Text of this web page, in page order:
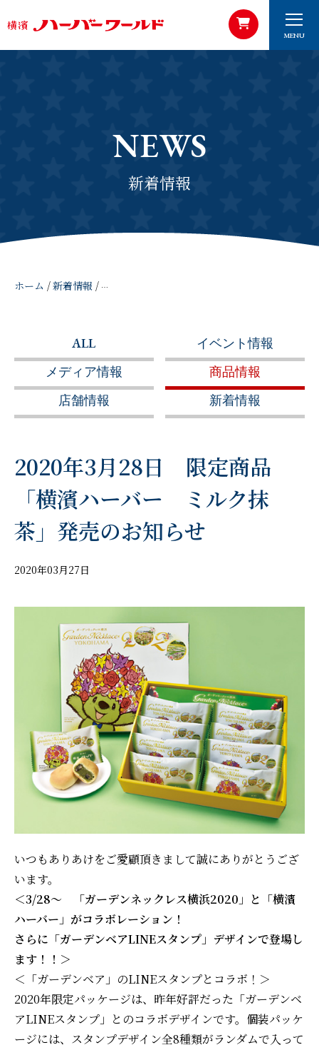
MENU
NEWS
新着情報
ホーム /新着情報 / 2020年3月28日 限定商品「横濱ハーバー ミ
ALL
イベント情報
メディア情報
商品情報
店舗情報
新着情報
2020年3月28日 限定商品
「横濱ハーバー ミルク抹
茶」発売のお知らせ
2020年03月27日
いつもありあけをご愛顧頂きまして誠にありがとうござ
います。
＜3/28～ 「ガーデンネックレス横浜2020」と「横濱
ハーバー」がコラボレーション！
さらに「ガーデンベアLINEスタンプ」デザインで登場し
ます！！＞
＜「ガーデンベア」のLINEスタンプとコラボ！＞
2020年限定パッケージは、昨年好評だった「ガーデンベ
アLINEスタンプ」とのコラボデザインです。個装パッケ
ージには、スタンプデザイン全8種類がランダムで入って